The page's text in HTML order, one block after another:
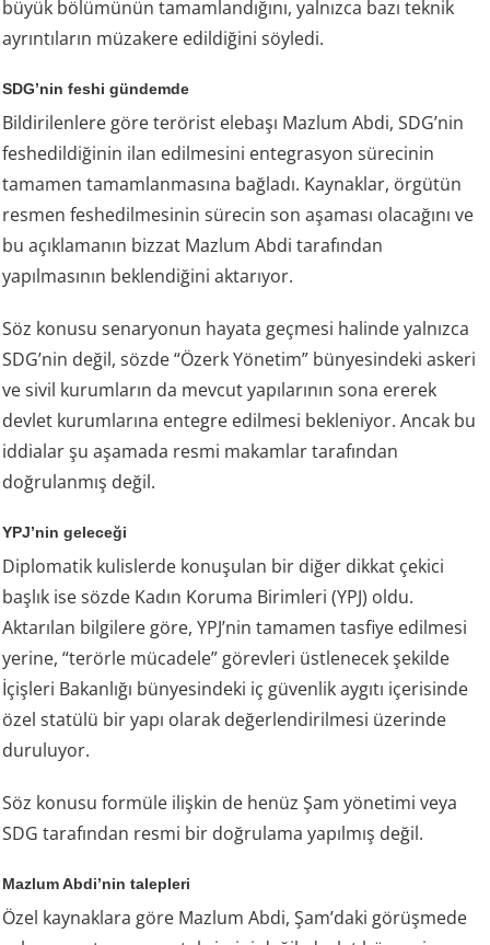
büyük bölümünün tamamlandığını, yalnızca bazı teknik
ayrıntıların müzakere edildiğini söyledi.
SDG’nin feshi gündemde
Bildirilenlere göre terörist elebaşı Mazlum Abdi, SDG’nin
feshedildiğinin ilan edilmesini entegrasyon sürecinin
tamamen tamamlanmasına bağladı. Kaynaklar, örgütün
resmen feshedilmesinin sürecin son aşaması olacağını ve
bu açıklamanın bizzat Mazlum Abdi tarafından
yapılmasının beklendiğini aktarıyor.
Söz konusu senaryonun hayata geçmesi halinde yalnızca
SDG’nin değil, sözde “Özerk Yönetim” bünyesindeki askeri
ve sivil kurumların da mevcut yapılarının sona ererek
devlet kurumlarına entegre edilmesi bekleniyor. Ancak bu
iddialar şu aşamada resmi makamlar tarafından
doğrulanmış değil.
YPJ’nin geleceği
Diplomatik kulislerde konuşulan bir diğer dikkat çekici
başlık ise sözde Kadın Koruma Birimleri (YPJ) oldu.
Aktarılan bilgilere göre, YPJ’nin tamamen tasfiye edilmesi
yerine, “terörle mücadele” görevleri üstlenecek şekilde
İçişleri Bakanlığı bünyesindeki iç güvenlik aygıtı içerisinde
özel statülü bir yapı olarak değerlendirilmesi üzerinde
duruluyor.
Söz konusu formüle ilişkin de henüz Şam yönetimi veya
SDG tarafından resmi bir doğrulama yapılmış değil.
Mazlum Abdi’nin talepleri
Özel kaynaklara göre Mazlum Abdi, Şam’daki görüşmede